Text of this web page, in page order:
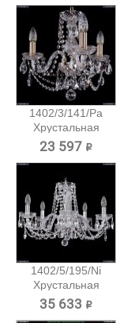
1402/3/141/Pa
Хрустальная
подвесная...
23 597 ₽
1402/5/195/Ni
Хрустальная
подвесная...
35 633 ₽